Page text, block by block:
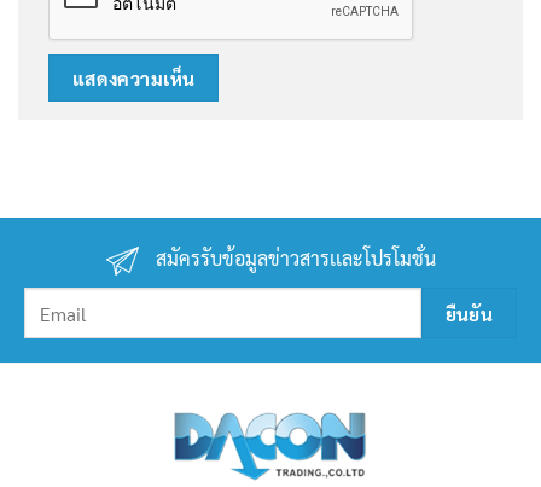
สมัครรับข้อมูลข่าวสารเเละโปรโมชั่น